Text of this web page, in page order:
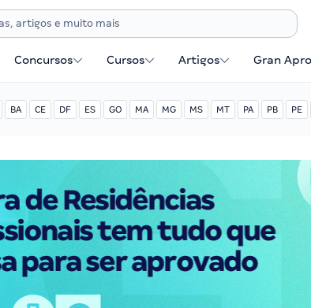
Concursos Cursos Artigos Gran
BA CE DF ES GO MA MG MS MT PA PB PE